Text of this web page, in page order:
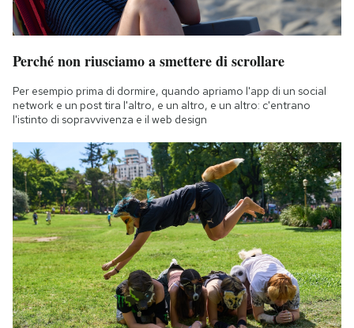
Perché non riusciamo a smettere di scrollare
Per esempio prima di dormire, quando apriamo l'app di un social
network e un post tira l'altro, e un altro, e un altro: c'entrano
l'istinto di sopravvivenza e il web design